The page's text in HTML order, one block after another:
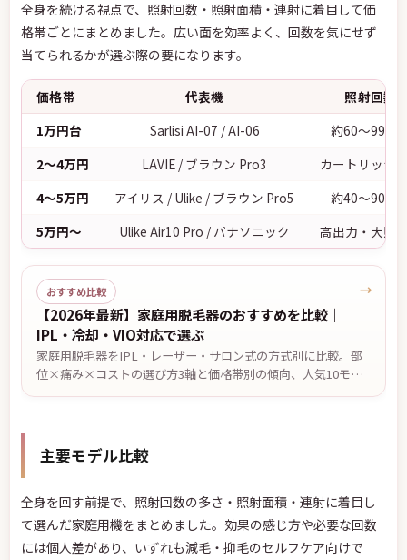
全身を続ける視点で、照射回数・照射面積・連射に着目して価
格帯ごとにまとめました。広い面を効率よく、回数を気にせず
当てられるかが選ぶ際の要になります。
価格帯 代表機
照射回数
1万円台
Sarlisi AI-07 / AI-06
約60〜99万
2〜4万円
LAVIE / ブラウン Pro3
カートリッジ
4〜5万円
アイリス / Ulike / ブラウン Pro5
約40〜90万
5万円〜
Ulike Air10 Pro / パナソニック 高出力・大照
おすすめ比較
【2026年最新】家庭用脱毛器のおすすめを比較｜
IPL・冷却・VIO対応で選ぶ
家庭用脱毛器をIPL・レーザー・サロン式の方式別に比較。部
位×痛み×コストの選び方3軸と価格帯別の傾向、人気10モデ
ルの比較を編集部がまとめました。効果の感じ方には個人差が
→
主要モデル比較
全身を回す前提で、照射回数の多さ・照射面積・連射に着目し
て選んだ家庭用機をまとめました。効果の感じ方や必要な回数
には個人差があり、いずれも減毛・抑毛のセルフケア向けで